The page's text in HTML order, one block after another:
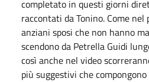
completato in questi giorni
raccontati da Tonino. Come nel
anziani sposi che non hanno
scendono da Petrella Guidi
così anche nel video
più suggestivi che